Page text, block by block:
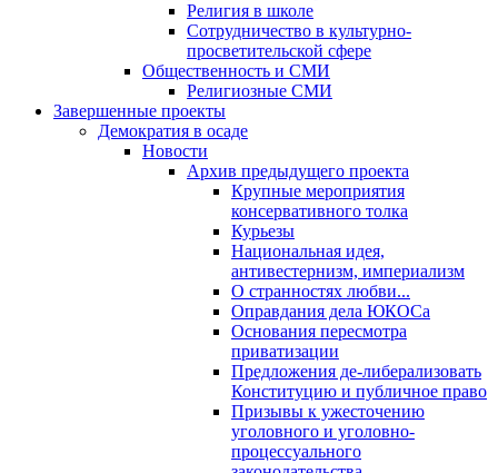
Религия в школе
Сотрудничество в культурно-
просветительской сфере
Общественность и СМИ
Религиозные СМИ
Завершенные проекты
Демократия в осаде
Новости
Архив предыдущего проекта
Крупные мероприятия
консервативного толка
Курьезы
Национальная идея,
антивестернизм, империализм
О странностях любви...
Оправдания дела ЮКОСа
Основания пересмотра
приватизации
Предложения де-либерализовать
Конституцию и публичное право
Призывы к ужесточению
уголовного и уголовно-
процессуального